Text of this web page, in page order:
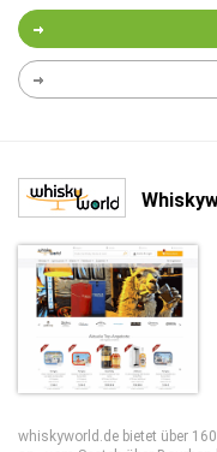
whiskyworld.de bietet über